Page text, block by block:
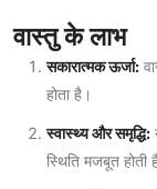
वास्तु के लाभ
सकारात्मक ऊर्जा:
होता है।
स्वास्थ्य और समृद्धि:
स्थिति मजबूत होती